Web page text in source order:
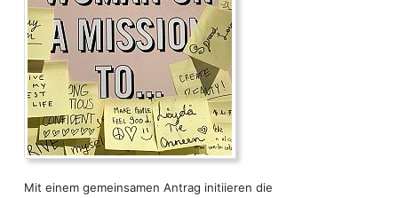
Mit einem gemeinsamen Antrag initiieren die